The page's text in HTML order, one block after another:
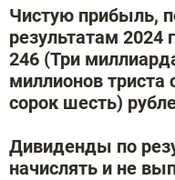
Чистую прибыль,
результатам 2024
246 (Три
миллионов триста
сорок шесть)
Дивиденды по
начислять и не